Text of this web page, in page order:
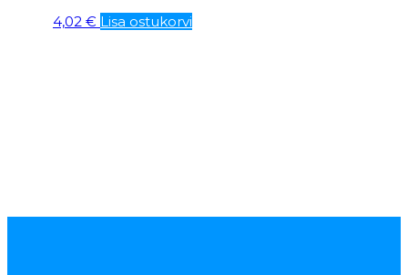
4,02 € Lisa ostukorvi